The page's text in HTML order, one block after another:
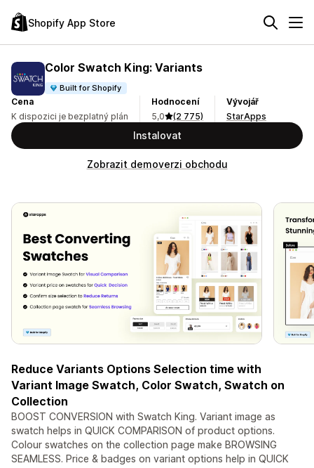
Shopify App Store
Color Swatch King: Variants
Built for Shopify
Cena
K dispozici je bezplatný plán
Hodnocení
5,0
(2 775)
Vývojář
StarApps
Instalovat
Zobrazit demoverzi obchodu
Reduce Variants Options Selection time with
Variant Image Swatch, Color Swatch, Swatch on
Collection
BOOST CONVERSION with Swatch King. Variant image as
swatch helps in QUICK COMPARISON of product options.
Colour swatches on the collection page make BROWSING
SEAMLESS. Price & badges on variant options help in QUICK